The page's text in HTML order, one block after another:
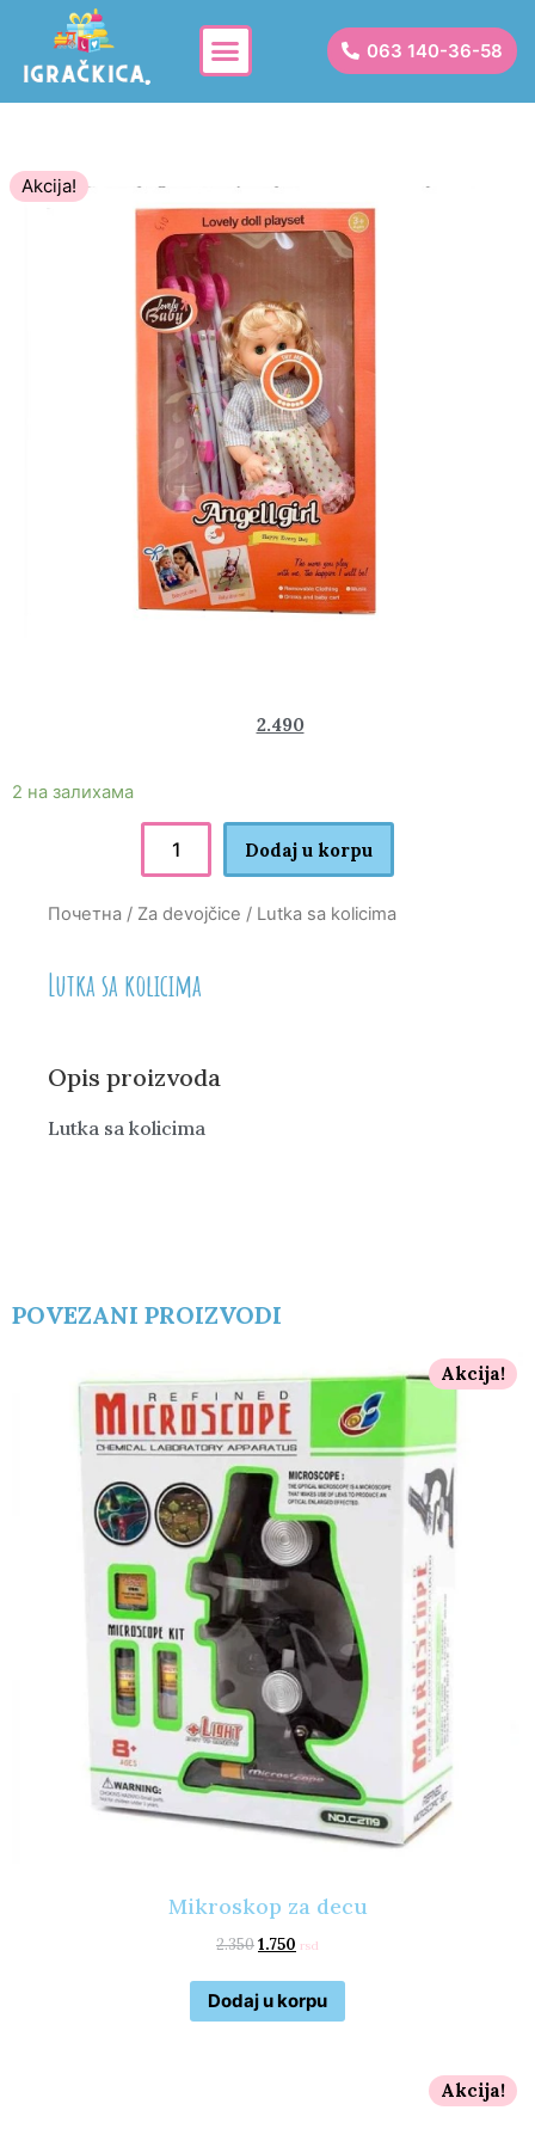
063 140-36-58
Akcija!
2.490
2 на залихама
Dodaj u korpu
Почетна / Za devojčice / Lutka sa kolicima
Lutka sa kolicima
Opis proizvoda
Lutka sa kolicima
POVEZANI PROIZVODI
Akcija!
Mikroskop za decu
2.3501.750 rsd
Dodaj u korpu
Akcija!